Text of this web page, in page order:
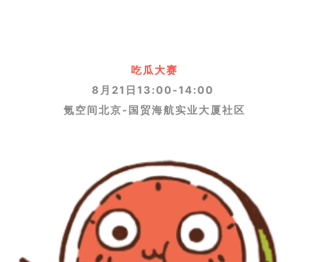
吃瓜大赛
8月21日13:00-14:00
氪空间北京-国贸海航实业大厦社区